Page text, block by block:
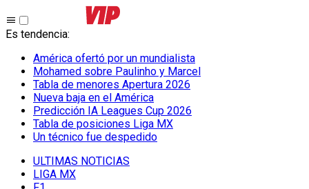
Es tendencia:
América ofertó por un mundialista
Mohamed sobre Paulinho y Marcel
Tabla de menores Apertura 2026
Nueva baja en el América
Predicción IA Leagues Cup 2026
Tabla de posiciones Liga MX
Un técnico fue despedido
ULTIMAS NOTICIAS
LIGA MX